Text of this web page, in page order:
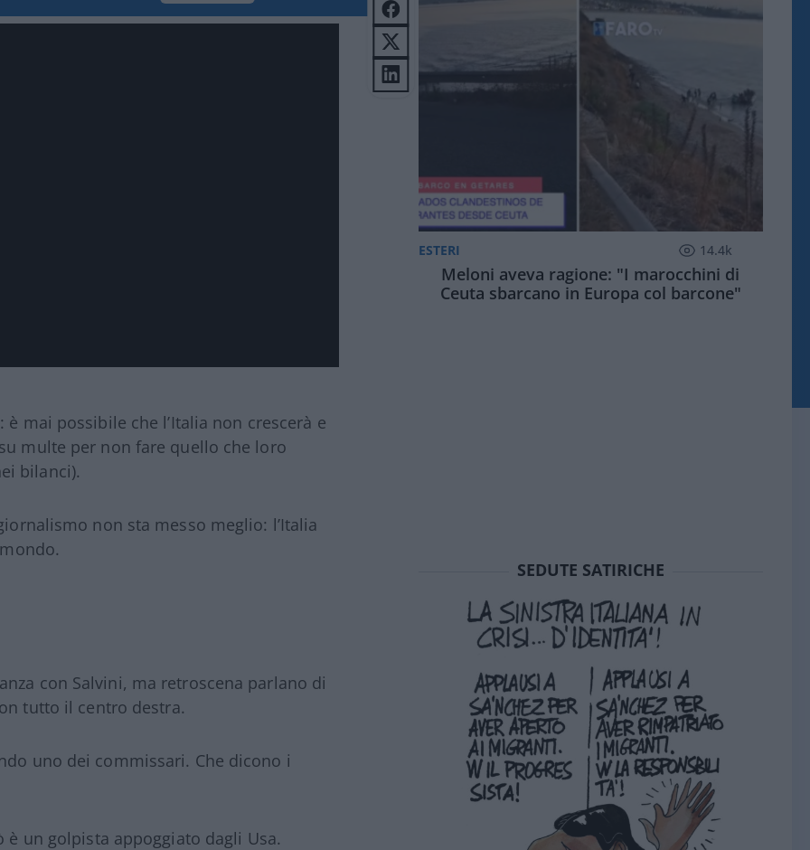
mai possibile che l’Italia non crescerà e
multe per non fare quello che loro
bilanci).
non sta messo meglio: l’Italia
con Salvini, ma retroscena parlano di
tutto il centro destra.
uno dei commissari. Che dicono i
è un golpista appoggiato dagli Usa.
ESTERI 14.4k
Meloni aveva ragione: "I marocchini di
Ceuta sbarcano in Europa col barcone"
SEDUTE SATIRICHE